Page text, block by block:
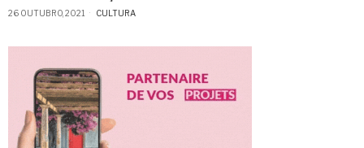
26 OUTUBRO, 2021 CULTURA